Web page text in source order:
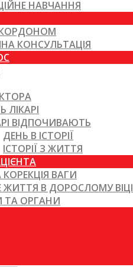
НАВЧАННЯ
КОНСУЛЬТАЦІЯ
ЛІКАРІ
ВІДПОЧИВАЮТЬ
ДЕНЬ В ІСТОРІЇ
ІСТОРІЇ З ЖИТТЯ
ВАГИ
ЖИТТЯ В ДОРОСЛОМУ ВІЦІ
ТА ОРГАНИ